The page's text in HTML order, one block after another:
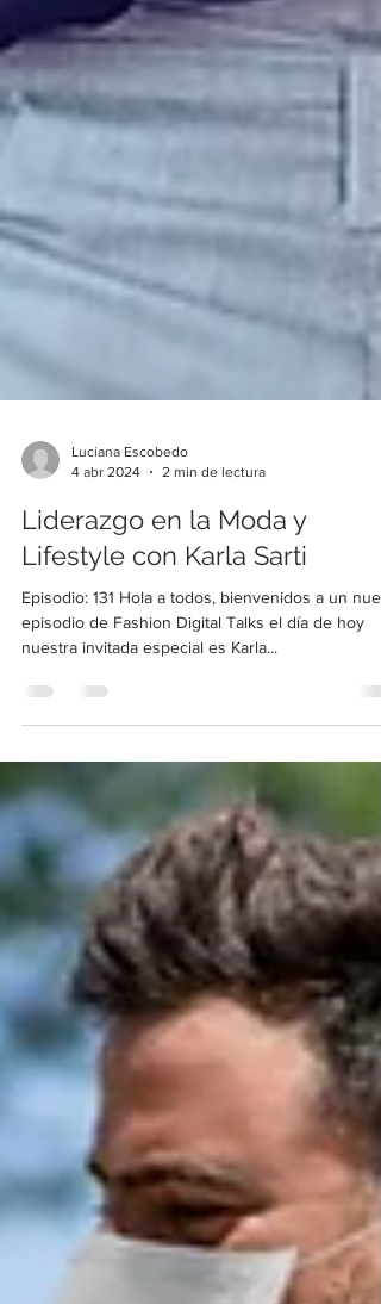
2 min de lectura
Liderazgo en la Moda y
Lifestyle con Karla Sarti
Episodio: 131 Hola a todos, bienvenidos a un
episodio de Fashion Digital Talks el día de hoy
nuestra invitada especial es Karla...